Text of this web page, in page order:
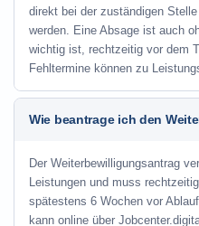
direkt bei der zuständigen
werden. Eine Absage ist auch
wichtig ist, rechtzeitig vor dem
Fehltermine können zu
Wie beantrage ich den
Der Weiterbewilligungsantrag
Leistungen und muss
spätestens 6 Wochen vor
kann online über